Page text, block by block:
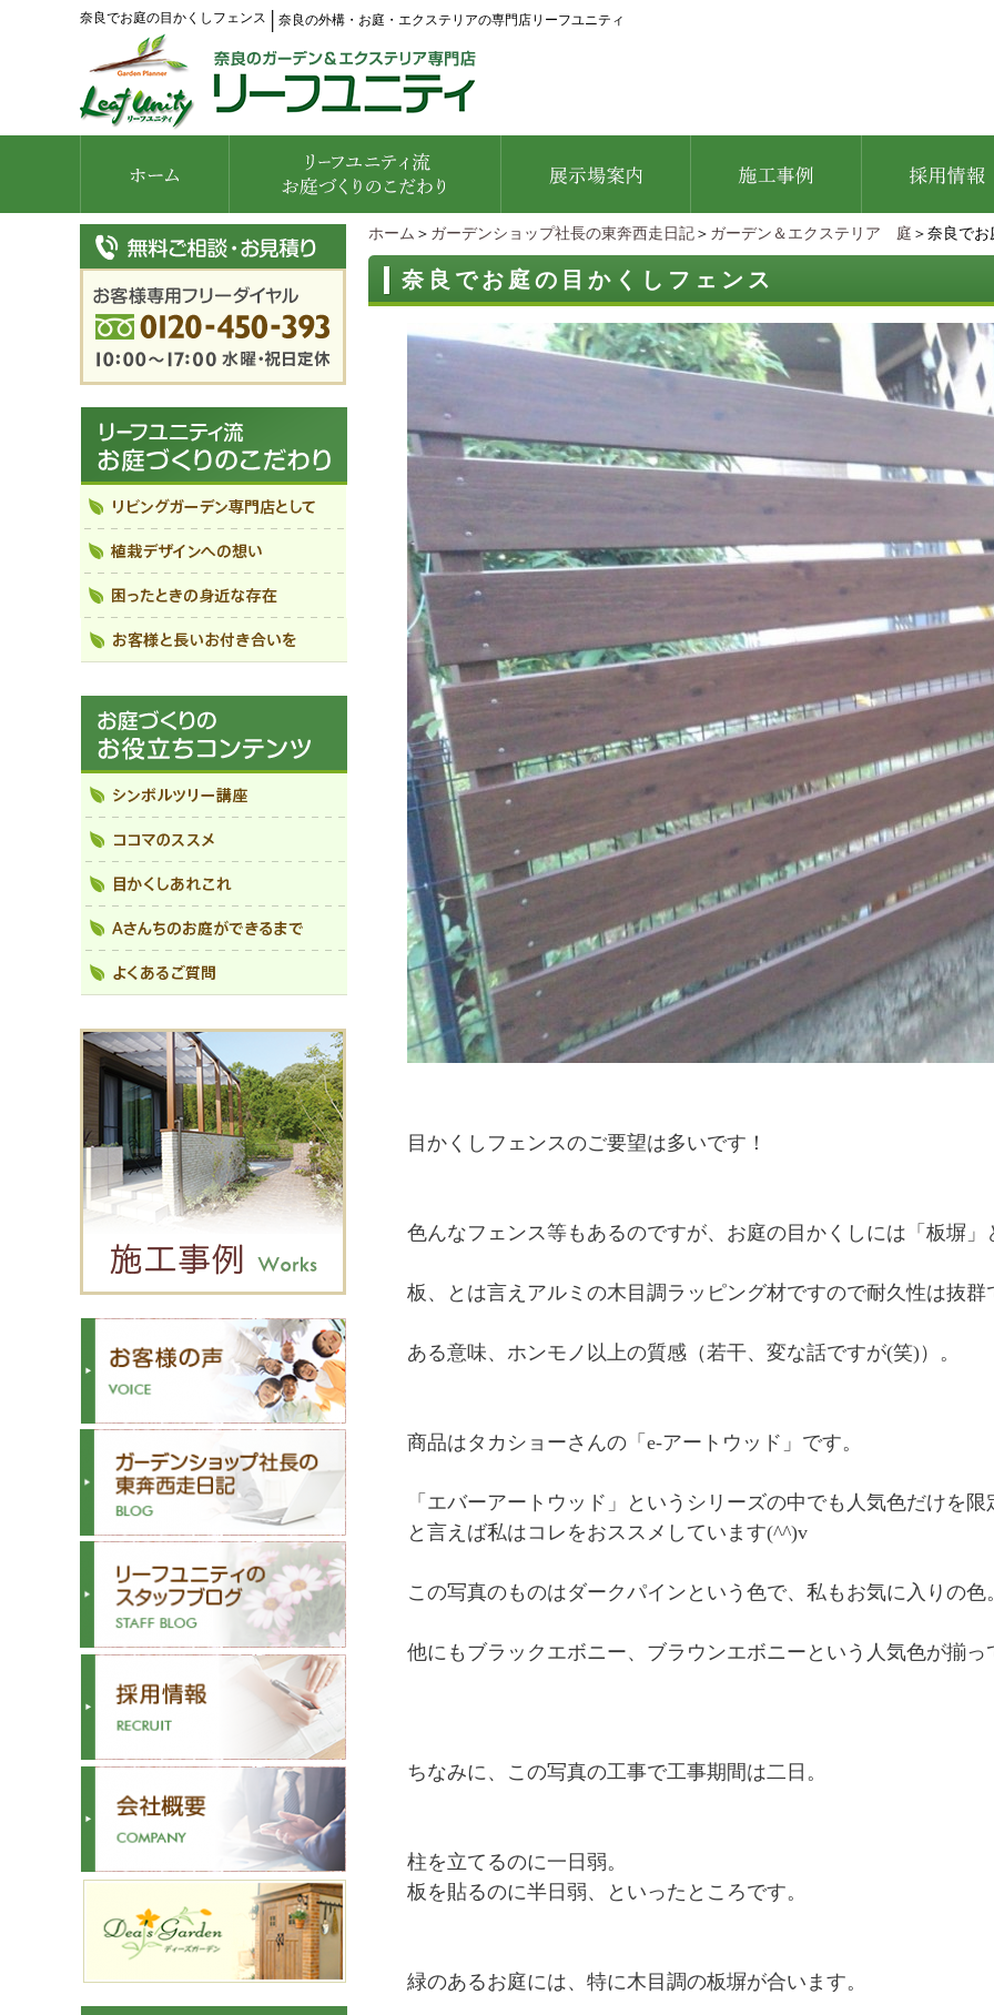
奈良でお庭の目かくしフェンス 奈良の外構・お庭・エクステリアの専門店リーフユニティ
ホーム ＞ ガーデンショップ社長の東奔西走日記 ＞ ガーデン＆エクステリア 庭 ＞奈良で
奈良でお庭の目かくしフェンス
目かくしフェンスのご要望は多いです！
色んなフェンス等もあるのですが、お庭の目かくしには「板塀」
板、とは言えアルミの木目調ラッピング材ですので耐久性は抜群
ある意味、ホンモノ以上の質感（若干、変な話ですが(笑)）。
商品はタカショーさんの「e-アートウッド」です。
「エバーアートウッド」というシリーズの中でも人気色だけを
と言えば私はコレをおススメしています(^^)v
この写真のものはダークパインという色で、私もお気に入りの色。
他にもブラックエボニー、ブラウンエボニーという人気色が揃
ちなみに、この写真の工事で工事期間は二日。
柱を立てるのに一日弱。
板を貼るのに半日弱、といったところです。
緑のあるお庭には、特に木目調の板塀が合います。